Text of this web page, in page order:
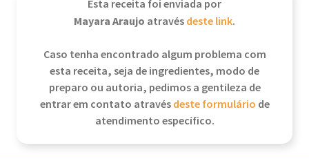
Esta receita foi enviada por
Mayara Araujo atravésdeste link.
Caso tenha encontrado algum problema com
esta receita, seja de ingredientes, modo de
preparo ou autoria, pedimos a gentileza de
entrar em contato atravésdeste formulário de
atendimento específico.